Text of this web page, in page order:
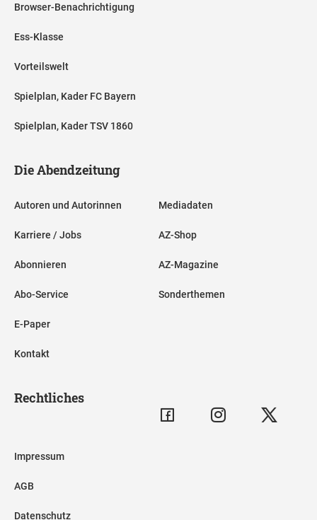
Browser-Benachrichtigung
Ess-Klasse
Vorteilswelt
Spielplan, Kader FC Bayern
Spielplan, Kader TSV 1860
Die Abendzeitung
Autoren und Autorinnen
Karriere / Jobs
Abonnieren
Abo-Service
E-Paper
Kontakt
Mediadaten
AZ-Shop
AZ-Magazine
Sonderthemen
Rechtliches
Impressum
AGB
Datenschutz